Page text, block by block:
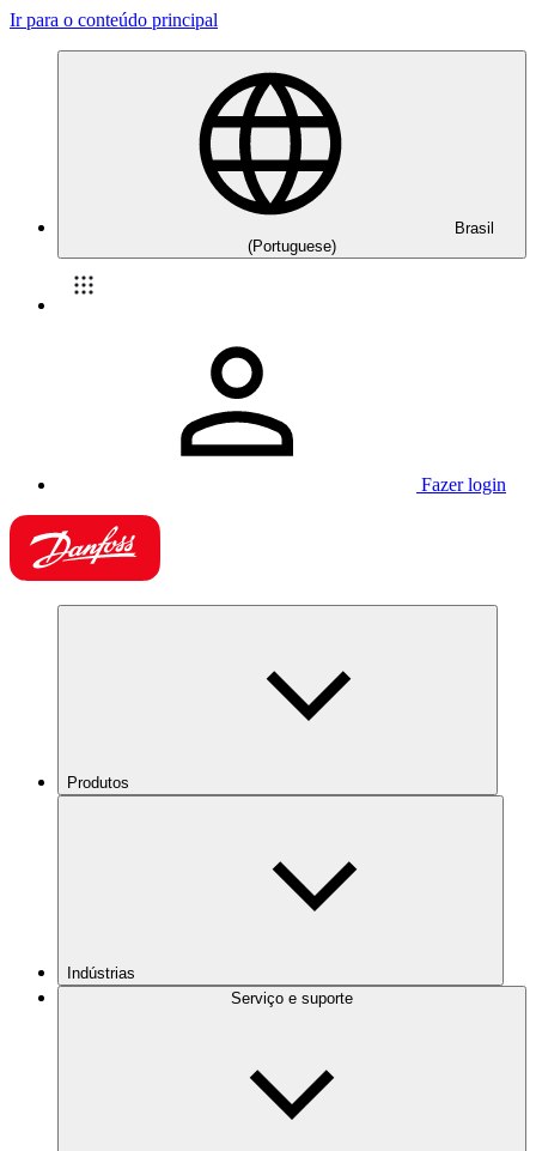
Ir para o conteúdo principal
Brasil
(Portuguese)
Fazer login
Produtos
Indústrias
Serviço e suporte